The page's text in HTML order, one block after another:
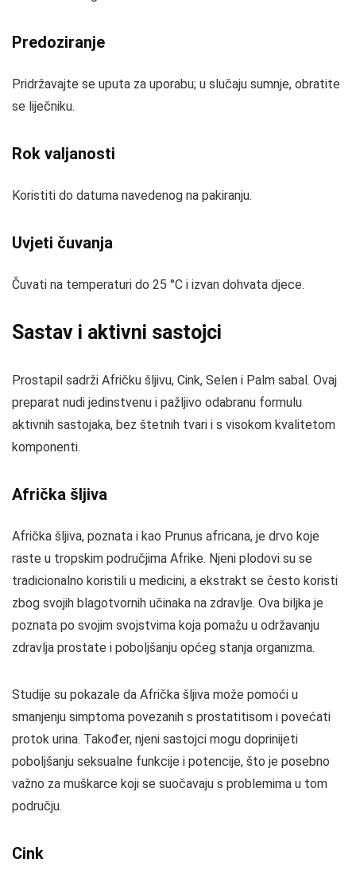
Predoziranje
Pridržavajte se uputa za uporabu; u slučaju sumnje, obratite
se liječniku.
Rok valjanosti
Koristiti do datuma navedenog na pakiranju.
Uvjeti čuvanja
Čuvati na temperaturi do 25 °C i izvan dohvata djece.
Sastav i aktivni sastojci
Prostapil sadrži Afričku šljivu, Cink, Selen i Palm sabal. Ovaj
preparat nudi jedinstvenu i pažljivo odabranu formulu
aktivnih sastojaka, bez štetnih tvari i s visokom kvalitetom
komponenti.
Afrička šljiva
Afrička šljiva, poznata i kao Prunus africana, je drvo koje
raste u tropskim područjima Afrike. Njeni plodovi su se
tradicionalno koristili u medicini, a ekstrakt se često koristi
zbog svojih blagotvornih učinaka na zdravlje. Ova biljka je
poznata po svojim svojstvima koja pomažu u održavanju
zdravlja prostate i poboljšanju općeg stanja organizma.
Studije su pokazale da Afrička šljiva može pomoći u
smanjenju simptoma povezanih s prostatitisom i povećati
protok urina. Također, njeni sastojci mogu doprinijeti
poboljšanju seksualne funkcije i potencije, što je posebno
važno za muškarce koji se suočavaju s problemima u tom
području.
Cink